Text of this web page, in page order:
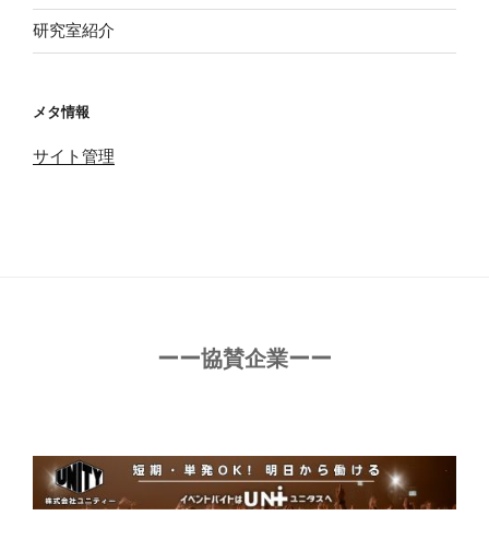
研究室紹介
メタ情報
サイト管理
ーー協賛企業ーー